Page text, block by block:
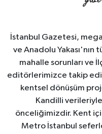
İstanbul Gazetesi,
ve Anadolu
mahalle sorunları ve
editörlerimizce takip
kentsel dönüşüm
Kandilli
önceliğimizdir. Kent içi
Metro İstanbul